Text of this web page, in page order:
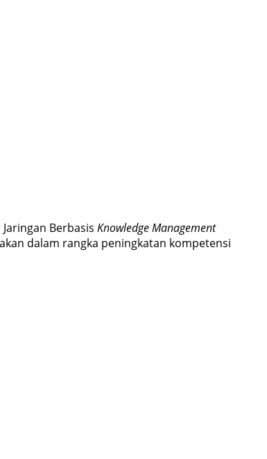
Berbasis Knowledge Management
dalam rangka peningkatan kompetensi